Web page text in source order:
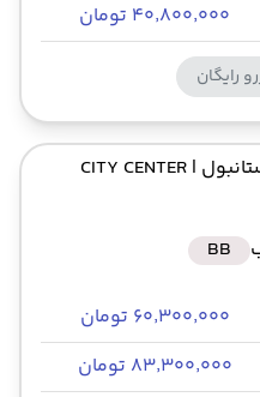
۴۰٬۸۰۰٬۰۰۰ تومان
رایگان
| CITY CENTER
BB
۶۰٬۳۰۰٬۰۰۰ تومان
۸۳٬۳۰۰٬۰۰۰ تومان